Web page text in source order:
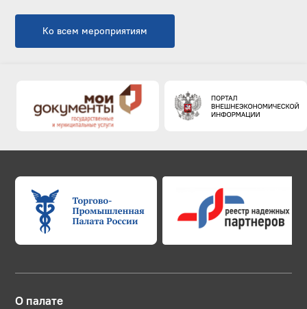
Ко всем мероприятиям
О палате